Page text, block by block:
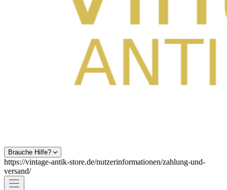
Brauche Hilfe?
https://vintage-antik-store.de/nutzerinformationen/zahlung-und-
versand/